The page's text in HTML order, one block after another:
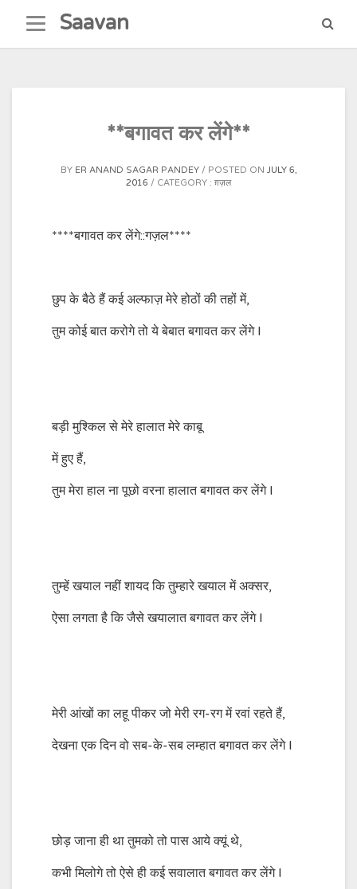
content
Saavan
**बगावत कर लेंगे**
BY ER ANAND SAGAR PANDEY POSTED ON JULY 6,
2016
CATEGORY : ग़ज़ल
****बगावत कर लेंगे::गज़ल****
छुप के बैठे हैं कई अल्फाज़ मेरे होठों की तहों में,
तुम कोई बात करोगे तो ये बेबात बगावत कर लेंगे l
बड़ी मुश्किल से मेरे हालात मेरे काबू
में हुए हैं,
तुम मेरा हाल ना पूछो वरना हालात बगावत कर लेंगे l
तुम्हें खयाल नहीं शायद कि तुम्हारे खयाल में अक्सर,
ऐसा लगता है कि जैसे खयालात बगावत कर लेंगे l
मेरी आंखों का लहू पीकर जो मेरी रग-रग में रवां रहते हैं,
देखना एक दिन वो सब-के-सब लम्हात बगावत कर लेंगे l
छोड़ जाना ही था तुमको तो पास आये क्यूं थे,
कभी मिलोगे तो ऐसे ही कई सवालात बगावत कर लेंगे l